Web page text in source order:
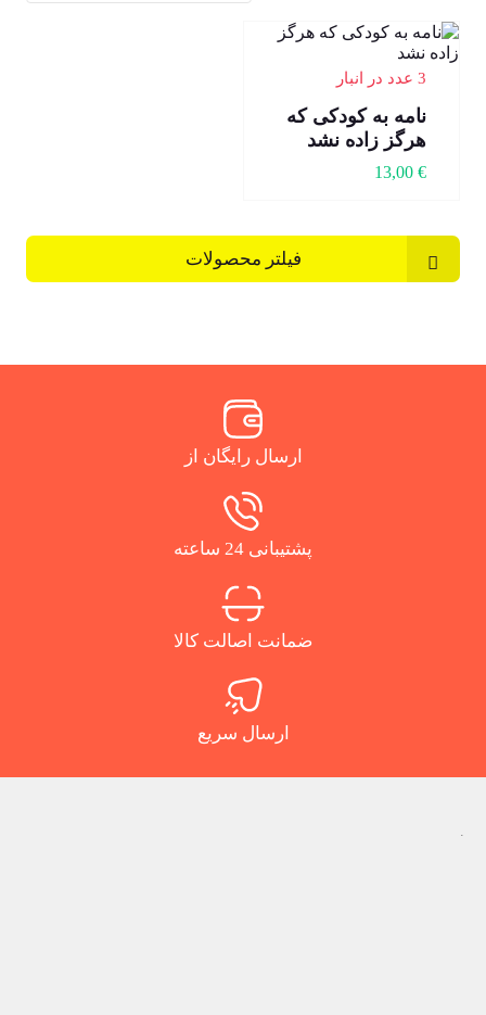
3 عدد در انبار
نامه به کودکی که
هرگز زاده نشد
13,00 €
فیلتر محصولات
ارسال رایگان از
پشتیبانی 24 ساعته
ضمانت اصالت کالا
ارسال سریع
.